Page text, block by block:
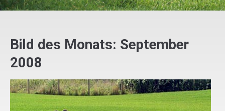
Bild des Monats: September
2008